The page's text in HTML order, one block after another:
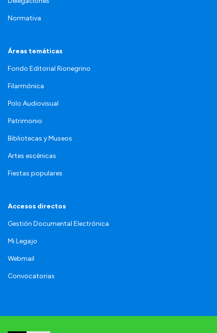
Normativa
Áreas temáticas
Fondo Editorial Rionegrino
Filarmónica
Polo Audiovisual
Patrimonio
Bibliotecas y Museos
Artes escénicas
Fiestas populares
Accesos directos
Gestión Documental Electrónica
Mi Legajo
Webmail
Convocatorias